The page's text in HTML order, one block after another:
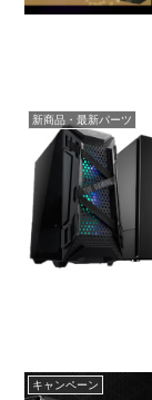
新商品・最新パーツ
キャンペーン